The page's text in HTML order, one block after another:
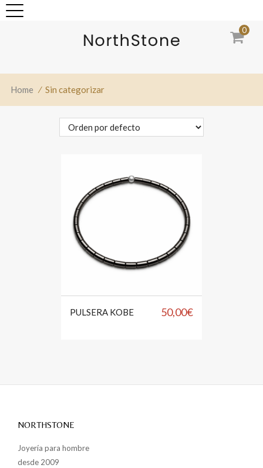
0
Home ⁄ Sin categorizar
PULSERA KOBE 50,00€
NORTHSTONE
Joyería para hombre
desde 2009